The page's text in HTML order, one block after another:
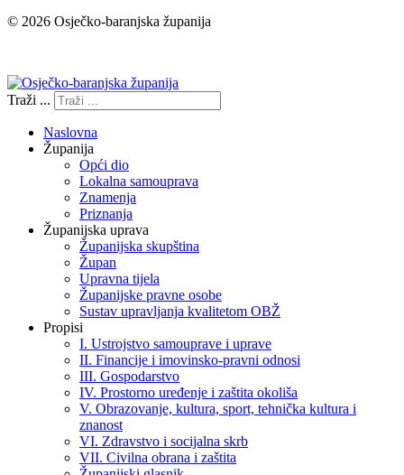
© 2026 Osječko-baranjska županija
Traži ...
Naslovna
Županija
Opći dio
Lokalna samouprava
Znamenja
Priznanja
Županijska uprava
Županijska skupština
Župan
Upravna tijela
Županijske pravne osobe
Sustav upravljanja kvalitetom OBŽ
Propisi
I. Ustrojstvo samouprave i uprave
II. Financije i imovinsko-pravni odnosi
III. Gospodarstvo
IV. Prostorno uređenje i zaštita okoliša
V. Obrazovanje, kultura, sport, tehnička kultura i
znanost
VI. Zdravstvo i socijalna skrb
VII. Civilna obrana i zaštita